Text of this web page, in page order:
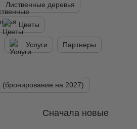
Лиственные деревья
Цветы
Услуги Партнеры
на 2027)
Сначала новые